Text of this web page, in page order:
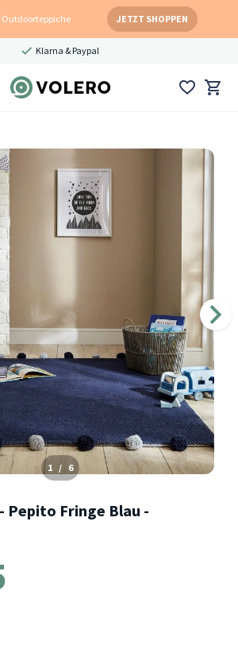
Outdoorteppiche JETZT SHOPPEN
Klarna & Paypal
1 / 6
Pepito Fringe Blau -